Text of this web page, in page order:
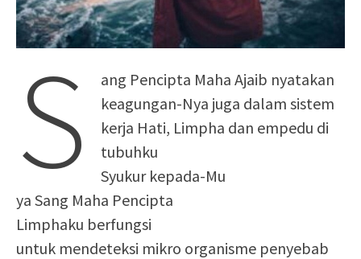
S
ang Pencipta Maha Ajaib nyatakan
keagungan-Nya juga dalam sistem
kerja Hati, Limpha dan empedu di
tubuhku
Syukur kepada-Mu
ya Sang Maha Pencipta
Limphaku berfungsi
untuk mendeteksi mikro organisme penyebab